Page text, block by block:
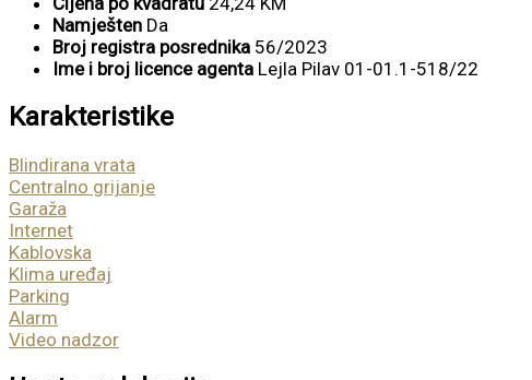
Namješten Da
Broj registra posrednika 56/2023
Ime i broj licence agenta Lejla Pilav 01-01.1-518/22
Karakteristike
Blindirana vrata
Centralno grijanje
Garaža
Internet
Kablovska
Klima uređaj
Parking
Alarm
Video nadzor